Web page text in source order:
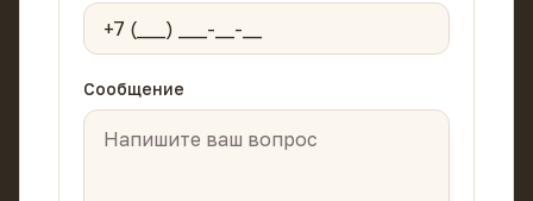
Сообщение